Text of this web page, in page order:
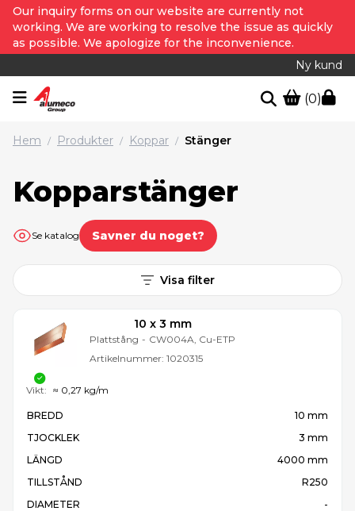
Our inquiry forms on our website are currently not
working. We are working to resolve the issue as quickly
as possible. We apologize for the inconvenience.
Ny kund
(0)
Hem / Produkter / Koppar / Stänger
Kopparstänger
Se katalog Savner du noget?
Visa filter
10 x 3 mm
Plattstång - CW004A, Cu-ETP
Artikelnummer: 1020315
BREDD
10 mm
TJOCKLEK
3 mm
LÄNGD
4000 mm
TILLSTÅND
R250
DIAMETER
-
Vikt: ≈ 0,27 kg/m